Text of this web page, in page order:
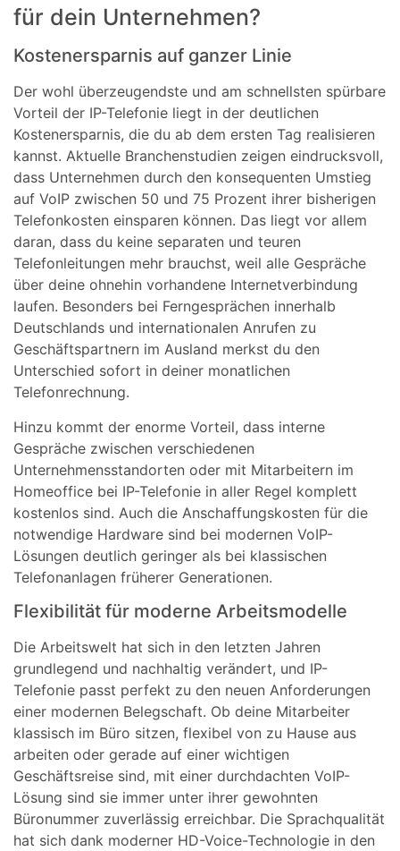
für dein Unternehmen?
Kostenersparnis auf ganzer Linie
Der wohl überzeugendste und am schnellsten spürbare
Vorteil der IP-Telefonie liegt in der deutlichen
Kostenersparnis, die du ab dem ersten Tag realisieren
kannst. Aktuelle Branchenstudien zeigen eindrucksvoll,
dass Unternehmen durch den konsequenten Umstieg
auf VoIP zwischen 50 und 75 Prozent ihrer bisherigen
Telefonkosten einsparen können. Das liegt vor allem
daran, dass du keine separaten und teuren
Telefonleitungen mehr brauchst, weil alle Gespräche
über deine ohnehin vorhandene Internetverbindung
laufen. Besonders bei Ferngesprächen innerhalb
Deutschlands und internationalen Anrufen zu
Geschäftspartnern im Ausland merkst du den
Unterschied sofort in deiner monatlichen
Telefonrechnung.
Hinzu kommt der enorme Vorteil, dass interne
Gespräche zwischen verschiedenen
Unternehmensstandorten oder mit Mitarbeitern im
Homeoffice bei IP-Telefonie in aller Regel komplett
kostenlos sind. Auch die Anschaffungskosten für die
notwendige Hardware sind bei modernen VoIP-
Lösungen deutlich geringer als bei klassischen
Telefonanlagen früherer Generationen.
Flexibilität für moderne Arbeitsmodelle
Die Arbeitswelt hat sich in den letzten Jahren
grundlegend und nachhaltig verändert, und IP-
Telefonie passt perfekt zu den neuen Anforderungen
einer modernen Belegschaft. Ob deine Mitarbeiter
klassisch im Büro sitzen, flexibel von zu Hause aus
arbeiten oder gerade auf einer wichtigen
Geschäftsreise sind, mit einer durchdachten VoIP-
Lösung sind sie immer unter ihrer gewohnten
Büronummer zuverlässig erreichbar. Die Sprachqualität
hat sich dank moderner HD-Voice-Technologie in den